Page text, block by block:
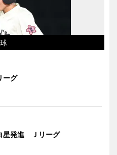
ーグ
星発進 Ｊリーグ